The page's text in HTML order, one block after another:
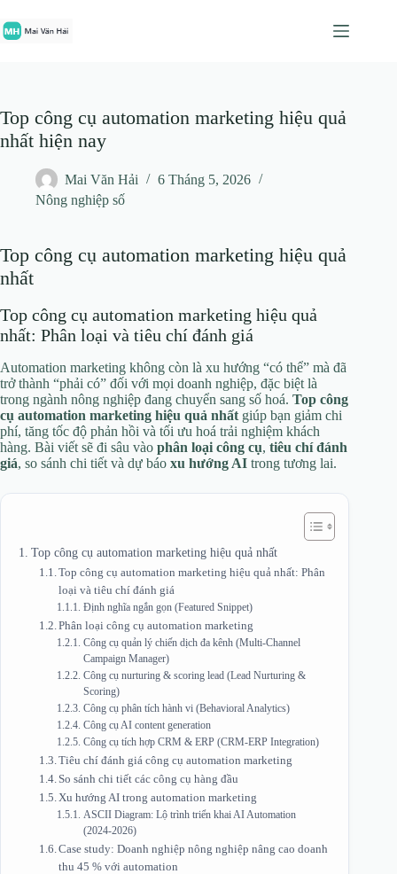
đến
phần
Top công cụ automation marketing hiệu quả
nhất hiện nay
Mai Văn Hải
6 Tháng 5, 2026
Nông nghiệp số
Top công cụ automation marketing hiệu quả
nhất
Top công cụ automation marketing hiệu quả
nhất: Phân loại và tiêu chí đánh giá
Automation marketing không còn là xu hướng “có thể” mà đã
trở thành “phải có” đối với mọi doanh nghiệp, đặc biệt là
trong ngành nông nghiệp đang chuyển sang số hoá. Top công
cụ automation marketing hiệu quả nhất giúp bạn giảm chi
phí, tăng tốc độ phản hồi và tối ưu hoá trải nghiệm khách
hàng. Bài viết sẽ đi sâu vào phân loại công cụ, tiêu chí đánh
giá, so sánh chi tiết và dự báo xu hướng AI trong tương lai.
Top công cụ automation marketing hiệu quả nhất
Top công cụ automation marketing hiệu quả nhất: Phân
loại và tiêu chí đánh giá
Định nghĩa ngắn gọn (Featured Snippet)
Phân loại công cụ automation marketing
Công cụ quản lý chiến dịch đa kênh (Multi‑Channel
Campaign Manager)
Công cụ nurturing & scoring lead (Lead Nurturing &
Scoring)
Công cụ phân tích hành vi (Behavioral Analytics)
Công cụ AI content generation
Công cụ tích hợp CRM & ERP (CRM‑ERP Integration)
Tiêu chí đánh giá công cụ automation marketing
So sánh chi tiết các công cụ hàng đầu
Xu hướng AI trong automation marketing
ASCII Diagram: Lộ trình triển khai AI Automation
(2024‑2026)
Case study: Doanh nghiệp nông nghiệp nâng cao doanh
thu 45 % với automation